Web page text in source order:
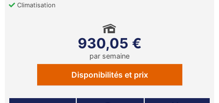
Climatisation
930,05 €
par semaine
Disponibilités et prix